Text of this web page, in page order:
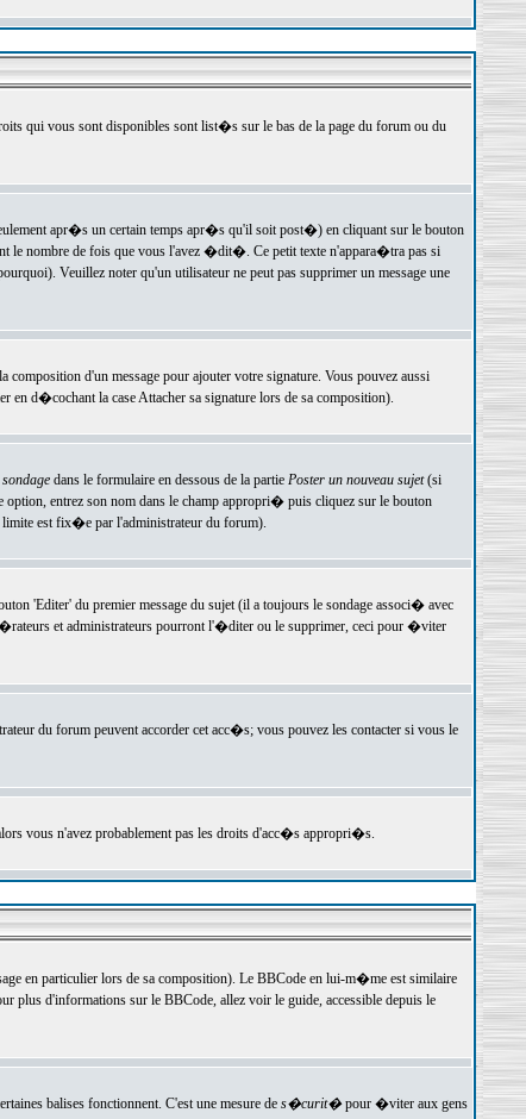
qui vous sont disponibles sont list�s sur le bas de la page du forum ou du
apr�s un certain temps apr�s qu'il soit post�) en cliquant sur le bouton
le nombre de fois que vous l'avez �dit�. Ce petit texte n'appara�tra pas si
Veuillez noter qu'un utilisateur ne peut pas supprimer un message une
composition d'un message pour ajouter votre signature. Vous pouvez aussi
d�cochant la case Attacher sa signature lors de sa composition).
dans le formulaire en dessous de la partie Poster un nouveau sujet(si
entrez son nom dans le champ appropri� puis cliquez sur le bouton
est fix�e par l'administrateur du forum).
'Editer' du premier message du sujet (il a toujours le sondage associ� avec
et administrateurs pourront l'�diter ou le supprimer, ceci pour �viter
du forum peuvent accorder cet acc�s; vous pouvez les contacter si vous le
vous n'avez probablement pas les droits d'acc�s appropri�s.
en particulier lors de sa composition). Le BBCode en lui-m�me est similaire
d'informations sur le BBCode, allez voir le guide, accessible depuis le
balises fonctionnent. C'est une mesure de s�curit�pour �viter aux gens